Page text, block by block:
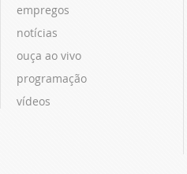
empregos
notícias
ouça ao vivo
programação
vídeos